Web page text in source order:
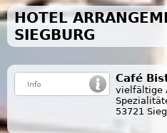
HOTEL
SIEGBURG
Café
vielfältige
53721